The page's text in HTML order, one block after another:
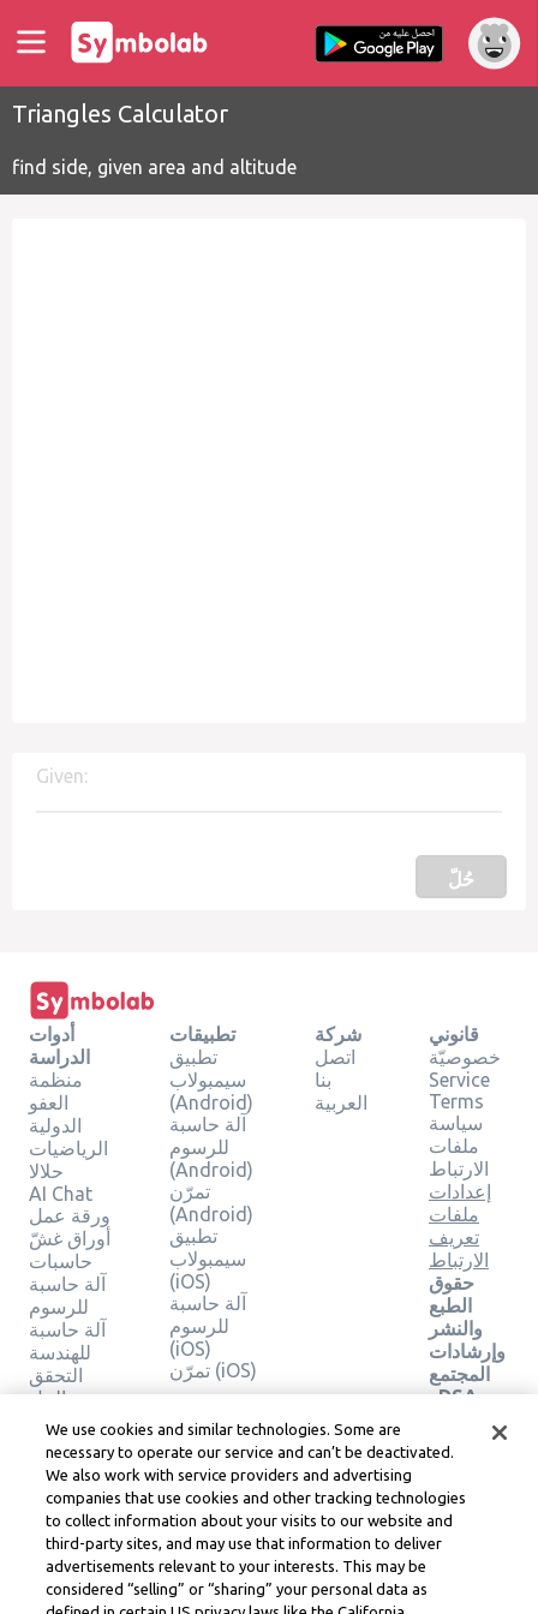
Triangles Calculator
find side, given area and altitude
Given:
حُلّ
أدوات
الدراسة
منظمة
العفو
الدولية
الرياضيات
حلالا
AI Chat
ورقة عمل
أوراق غشّ
حاسبات
آلة حاسبة
للرسوم
آلة حاسبة
للهندسة
التحقق
من الحل
تطبيقات
تطبيق
سيمبولاب
(Android)
آلة حاسبة
للرسوم
(Android)
تمرّن
(Android)
تطبيق
سيمبولاب
(iOS)
آلة حاسبة
للرسوم
(iOS)
تمرّن (iOS)
شركة
اتصل
بنا
العربية
قانوني
خصوصيّة
Service
Terms
سياسة
ملفات
الارتباط
إعدادات
ملفات
تعريف
الارتباط
حقوق
الطبع
والنشر
وإرشادات
المجتمع
وDSA
القانونية
الأخرى
مركز
ليرنيو
القانوني
شروط
We use cookies and similar technologies. Some are
necessary to operate our service and can’t be deactivated.
We also work with service providers and advertising
companies that use cookies and other tracking technologies
to collect information about your visits to our website and
third-party sites, and may use that information to deliver
advertisements relevant to your interests. This may be
considered “selling” or “sharing” your personal data as